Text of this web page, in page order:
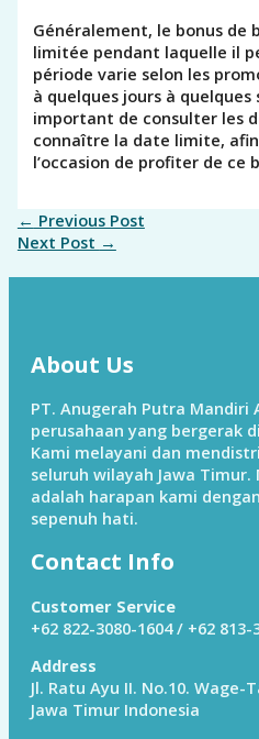
Généralement, le bonus de
limitée pendant laquelle il
période varie selon les
à quelques jours à quelques
important de consulter les
connaître la date limite,
l’occasion de profiter de ce
← Previous Post
Next Post →
About Us
PT. Anugerah Putra Mandiri
perusahaan yang bergerak
Kami melayani dan
seluruh wilayah Jawa
adalah harapan kami
sepenuh hati.
Contact Info
Customer Service
+62 822-3080-1604 / +62 813-
Address
Jl. Ratu Ayu II. No.10. Wage-
Jawa Timur Indonesia